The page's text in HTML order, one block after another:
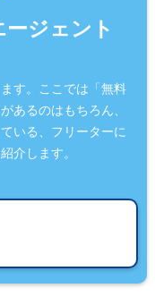
ジェント
す。ここでは「無料
あるのはもちろん、
いる、フリーターに
介します。